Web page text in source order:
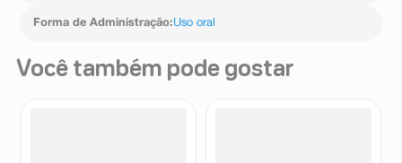
Forma de Administração:Uso oral
Você também pode gostar